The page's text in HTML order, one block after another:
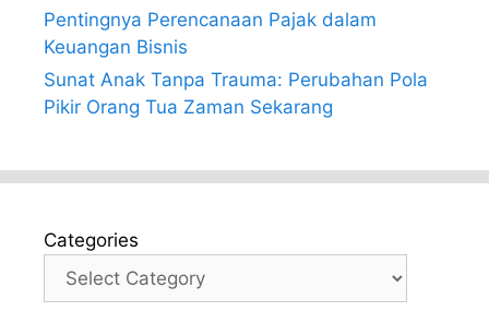
Pentingnya Perencanaan Pajak dalam
Keuangan Bisnis
Sunat Anak Tanpa Trauma: Perubahan Pola
Pikir Orang Tua Zaman Sekarang
Categories